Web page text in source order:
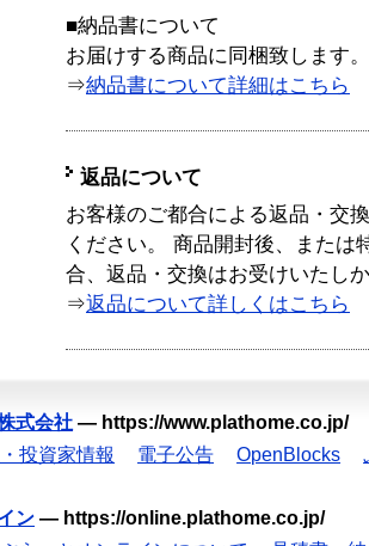
■納品書について
お届けする商品に同梱致します。
⇒納品書について詳細はこちら
返品について
お客様のご都合による返品・交
ください。 商品開封後、または
合、返品・交換はお受けいたし
⇒返品について詳しくはこちら
式会社 — https://www.plathome.co.jp/
投資家情報 電子公告 OpenBlocks
ン — https://online.plathome.co.jp/